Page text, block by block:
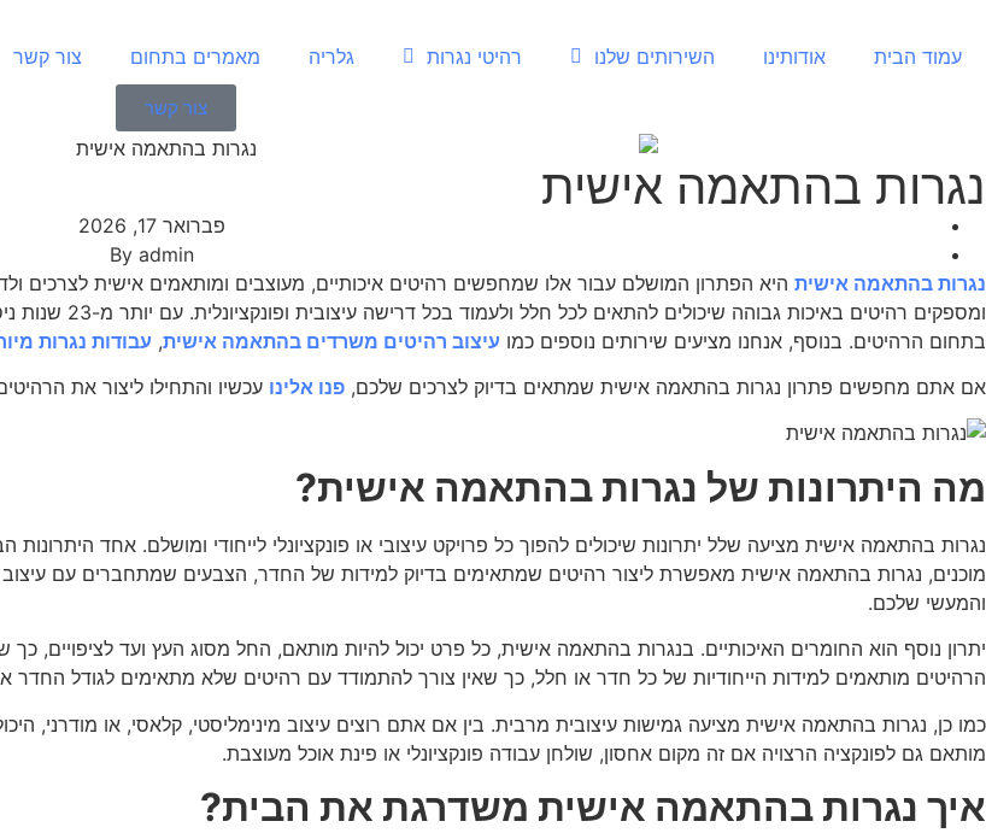
עמוד הבית אודותינו השירותים שלנו רהיטי נגרות גלריה מאמרים בתחום צור קשר
צור קשר
נגרות בהתאמה אישית
פברואר 17, 2026
By admin
נגרות בהתאמה אישית היא הפתרון המושלם עבור אלו שמחפשים רהיטים איכותיים, מעוצבים ומותאמים אישית לצרכים
ומספקים רהיטים
בתחום הרהיטים. בנוסף, אנחנו מציעים שירותים נוספים כמו עיצוב רהיטים משרדים בהתאמה אישית, עבודות נגרות
אם אתם מחפשים פתרון נגרות בהתאמה אישית שמתאים בדיוק לצרכים שלכם, פנו אלינו עכשיו והתחילו ליצור את
מה היתרונות של נגרות בהתאמה אישית?
נגרות בהתאמה אישית מציעה שלל יתרונות שיכולים להפוך כל פרויקט עיצובי או פונקציונלי לייחודי ומושלם. אחד
מוכנים, נגרות בהתאמה אישית מאפשרת ליצור רהיטים שמתאימים בדיוק למידות של החדר, הצבעים שמתחברים עם עיצוב
והמעשי שלכם.
יתרון נוסף הוא החומרים האיכותיים. בנגרות בהתאמה אישית, כל פרט יכול להיות מותאם, החל מסוג העץ ועד לציפויים,
הרהיטים מותאמים למידות הייחודיות של כל חדר או חלל, כך שאין צורך להתמודד עם רהיטים שלא מתאימים לגודל החדר
כמו כן, נגרות בהתאמה אישית מציעה גמישות עיצובית מרבית. בין אם אתם רוצים עיצוב מינימליסטי, קלאסי, או מודרני,
מותאם גם לפונקציה הרצויה אם זה מקום אחסון, שולחן עבודה פונקציונלי או פינת אוכל מעוצבת.
איך נגרות בהתאמה אישית משדרגת את הבית?